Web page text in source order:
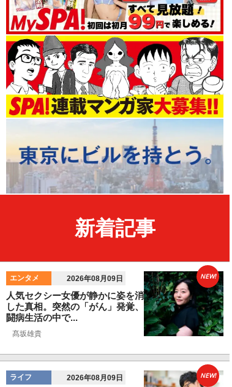
新着記事
エンタメ 2026年08月09日
人気セクシー女優が静かに姿を消
した真相。突然の「がん」発覚、
闘病生活の中で...
髙坂雄貴
NEW!
ライフ 2026年08月09日 NEW!